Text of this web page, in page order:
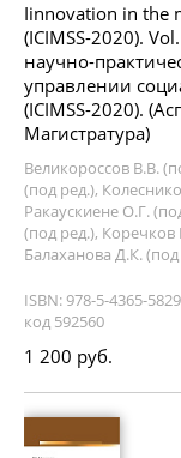
Iinnovation in the
(ICIMSS-2020).
научно-
управлении
(ICIMSS-2020).
Магистратура)
Великороссов В.В.
(под ред.),
Ракаускиене О.Г.
(под ред.),
Балаханова Д.К.
ISBN: 978-5-4365-
код 592560
1 200 руб.